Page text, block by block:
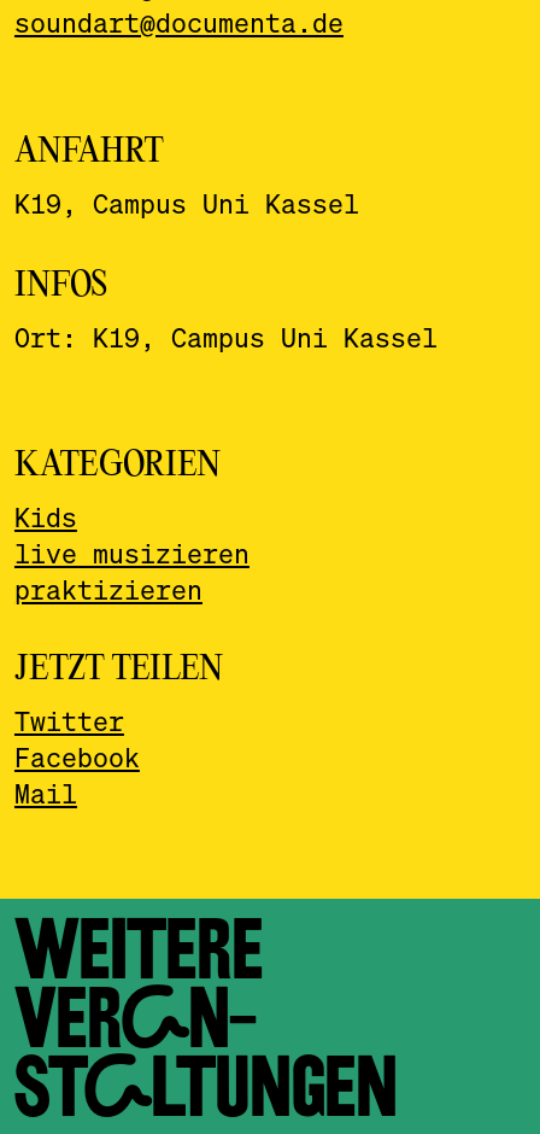
soundart@documenta.de
ANFAHRT
K19, Campus Uni Kassel
INFOS
Ort: K19, Campus Uni Kassel
KATEGORIEN
Kids
live musizieren
praktizieren
JETZT TEILEN
Twitter
Facebook
Mail
WEITERE
VERAN­
STALTUNGEN